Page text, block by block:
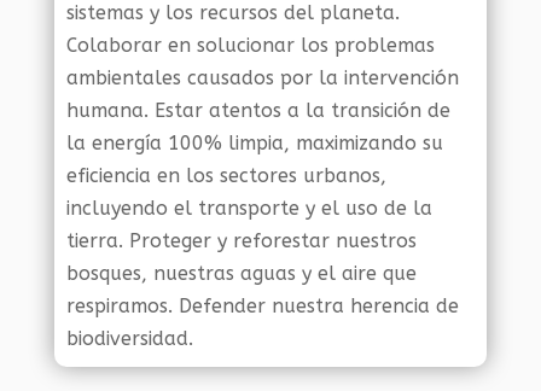
sistemas y los recursos del planeta.
Colaborar en solucionar los problemas
ambientales causados por la intervención
humana. Estar atentos a la transición de
la energía 100% limpia, maximizando su
eficiencia en los sectores urbanos,
incluyendo el transporte y el uso de la
tierra. Proteger y reforestar nuestros
bosques, nuestras aguas y el aire que
respiramos. Defender nuestra herencia de
biodiversidad.